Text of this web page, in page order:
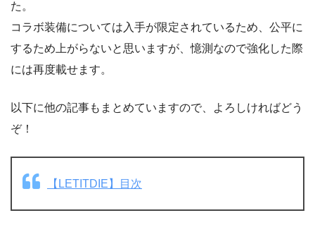
た。
コラボ装備については入手が限定されているため、公平に
するため上がらないと思いますが、憶測なので強化した際
には再度載せます。
以下に他の記事もまとめていますので、よろしければどう
ぞ！
【LETITDIE】目次